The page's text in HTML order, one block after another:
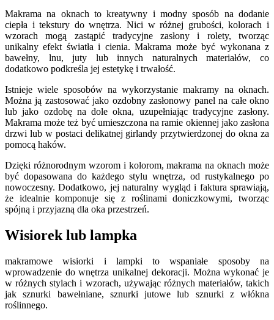
Makrama na oknach to kreatywny i modny sposób na dodanie
ciepła i tekstury do wnętrza. Nici w różnej grubości, kolorach i
wzorach mogą zastąpić tradycyjne zasłony i rolety, tworząc
unikalny efekt światła i cienia. Makrama może być wykonana z
bawełny, lnu, juty lub innych naturalnych materiałów, co
dodatkowo podkreśla jej estetykę i trwałość.
Istnieje wiele sposobów na wykorzystanie makramy na oknach.
Można ją zastosować jako ozdobny zasłonowy panel na całe okno
lub jako ozdobę na dole okna, uzupełniając tradycyjne zasłony.
Makrama może też być umieszczona na ramie okiennej jako zasłona
drzwi lub w postaci delikatnej girlandy przytwierdzonej do okna za
pomocą haków.
Dzięki różnorodnym wzorom i kolorom, makrama na oknach może
być dopasowana do każdego stylu wnętrza, od rustykalnego po
nowoczesny. Dodatkowo, jej naturalny wygląd i faktura sprawiają,
że idealnie komponuje się z roślinami doniczkowymi, tworząc
spójną i przyjazną dla oka przestrzeń.
Wisiorek lub lampka
makramowe wisiorki i lampki to wspaniałe sposoby na
wprowadzenie do wnętrza unikalnej dekoracji. Można wykonać je
w różnych stylach i wzorach, używając różnych materiałów, takich
jak sznurki bawełniane, sznurki jutowe lub sznurki z włókna
roślinnego.